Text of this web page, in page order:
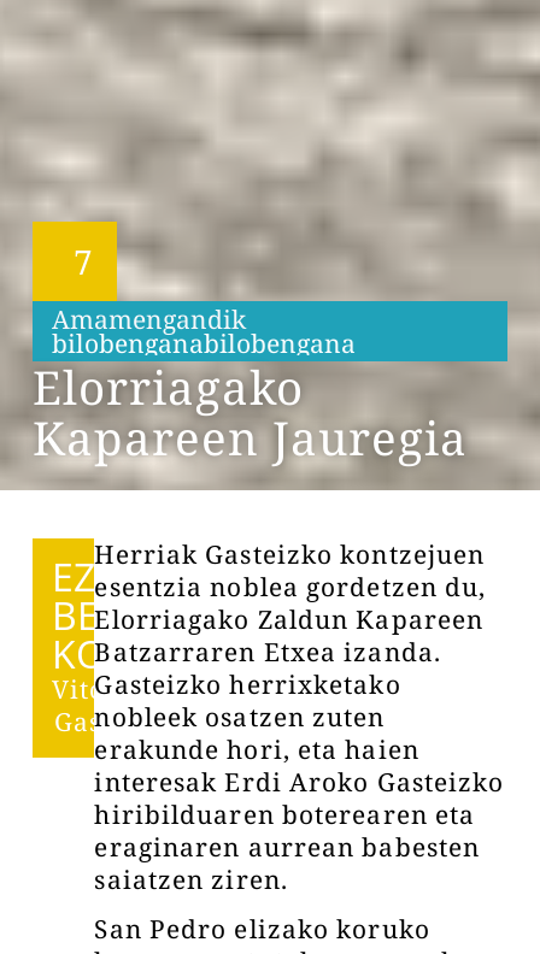
7
Amamengandik
bilobenganabilobengana
Elorriagako
Kapareen Jauregia
EZIN
BESTE
KOAK
Vitoria-
Gasteiz
Herriak Gasteizko kontzejuen
esentzia noblea gordetzen du,
Elorriagako Zaldun Kapareen
Batzarraren Etxea izanda.
Gasteizko herrixketako
nobleek osatzen zuten
erakunde hori, eta haien
interesak Erdi Aroko Gasteizko
hiribilduaren boterearen eta
eraginaren aurrean babesten
saiatzen ziren.
San Pedro elizako koruko